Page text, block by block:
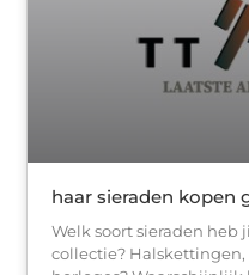
haar sieraden kopen
Welk soort sieraden heb
collectie?